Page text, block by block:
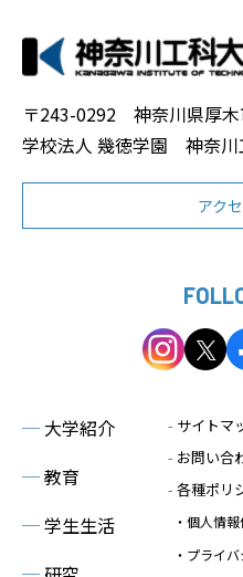
〒243-0292 神奈川県厚
学校法人 幾徳学園 神奈川
アク
─ 大学紹介
─教育
─学生生活
- サイトマ
- お問い合
- 各種ポリ
・個人情
・プライ